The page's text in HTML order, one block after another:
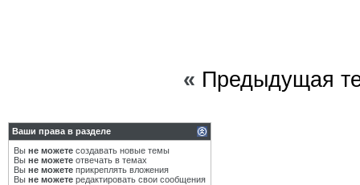
« Предыдущая
Ваши права в разделе
Вы не можете создавать новые темы
Вы не можете отвечать в темах
Вы не можете прикреплять вложения
Вы не можете редактировать свои сообщения